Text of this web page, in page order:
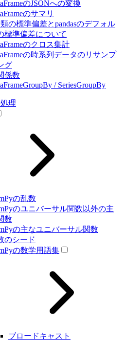
のJSONへの変換
のサマリ
の標準偏差とpandasのデフォル
標準偏差について
のクロス集計
の時系列データのリサンプ
グ
係数
/ SeriesGroupBy
理
の乱数
のユニバーサル関数以外の主
数
の主なユニバーサル関数
のシード
の数学用語集
ブロードキャスト